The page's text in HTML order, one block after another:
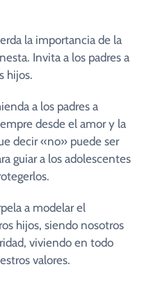
la importancia de la
Invita a los padres a
hijos.
a los padres a
desde el amor y la
decir «no» puede ser
guiar a los adolescentes
a modelar el
hijos, siendo nosotros
viviendo en todo
valores.